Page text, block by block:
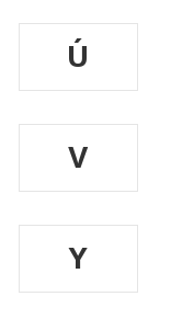
Ú
V
Y